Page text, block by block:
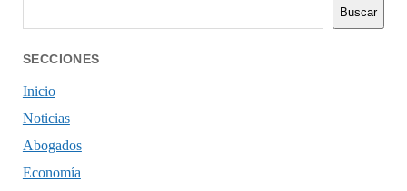
Buscar
SECCIONES
Inicio
Noticias
Abogados
Economía